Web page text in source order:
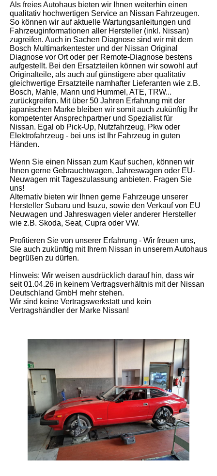
Als freies Autohaus bieten wir Ihnen weiterhin einen
qualitativ hochwertigen Service an Nissan Fahrzeugen.
So können wir auf aktuelle Wartungsanleitungen und
Fahrzeuginformationen aller Hersteller (inkl. Nissan)
zugreifen. Auch in Sachen Diagnose sind wir mit dem
Bosch Multimarkentester und der Nissan Original
Diagnose vor Ort oder per Remote-Diagnose bestens
aufgestellt. Bei den Ersatzteilen können wir sowohl auf
Originalteile, als auch auf günstigere aber qualitativ
gleichwertige Ersatzteile namhafter Lieferanten wie z.B.
Bosch, Mahle, Mann und Hummel, ATE, TRW...
zurückgreifen. Mit über 50 Jahren Erfahrung mit der
japanischen Marke bleiben wir somit auch zukünftig Ihr
kompetenter Ansprechpartner und Spezialist für
Nissan. Egal ob Pick-Up, Nutzfahrzeug, Pkw oder
Elektrofahrzeug - bei uns ist Ihr Fahrzeug in guten
Händen.
Wenn Sie einen Nissan zum Kauf suchen, können wir
Ihnen gerne Gebrauchtwagen, Jahreswagen oder EU-
Neuwagen mit Tageszulassung anbieten. Fragen Sie
uns!
Alternativ bieten wir Ihnen gerne Fahrzeuge unserer
Hersteller Subaru und Isuzu, sowie den Verkauf von EU
Neuwagen und Jahreswagen vieler anderer Hersteller
wie z.B. Skoda, Seat, Cupra oder VW.
Profitieren Sie von unserer Erfahrung - Wir freuen uns,
Sie auch zukünftig mit Ihrem Nissan in unserem Autohaus
begrüßen zu dürfen.
Hinweis: Wir weisen ausdrücklich darauf hin, dass wir
seit 01.04.26 in keinem Vertragsverhältnis mit der Nissan
Deutschland GmbH mehr stehen.
Wir sind keine Vertragswerkstatt und kein
Vertragshändler der Marke Nissan!